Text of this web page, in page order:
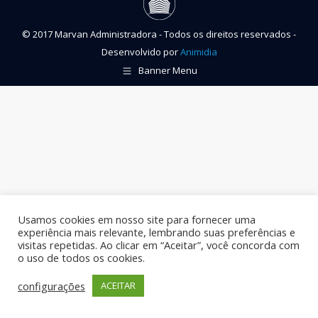
© 2017 Marvan Administradora - Todos os direitos reservados -
Desenvolvido porAnimidia
Banner Menu
Usamos cookies em nosso site para fornecer uma
experiência mais relevante, lembrando suas preferências e
visitas repetidas. Ao clicar em “Aceitar”, você concorda com
o uso de todos os cookies.
configurações
ACEITAR